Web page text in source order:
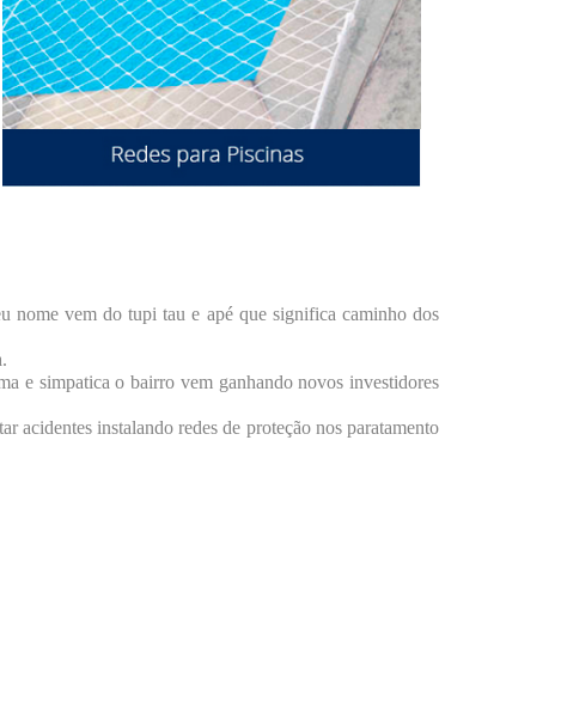
nome vem do tupi tau e apé que significa caminho dos
e simpatica o bairro vem ganhando novos investidores
acidentes instalando redes de proteção nos paratamento